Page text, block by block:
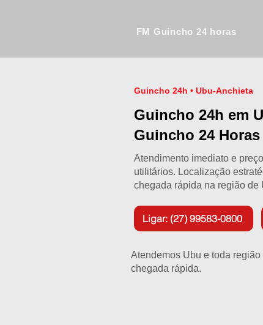
FM Guincho 24 horas
Guincho 24h • Ubu-Anchieta
Guincho 24h em
Guincho 24 Horas
Atendimento imediato e
utilitários. Localização
chegada rápida na região de
Ligar: (27) 99583-0800
Atendemos Ubu e toda
chegada rápida.